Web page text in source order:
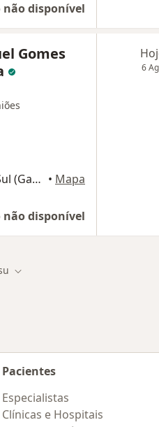
não disponível
Gomes
Quadra 3 Conjunto F, 14 - Setor Sul (Gama), Brasília • Mapa
não disponível
6
cidade
Mudar de cidade
Pacientes
Especialistas
Clínicas e Hospitais